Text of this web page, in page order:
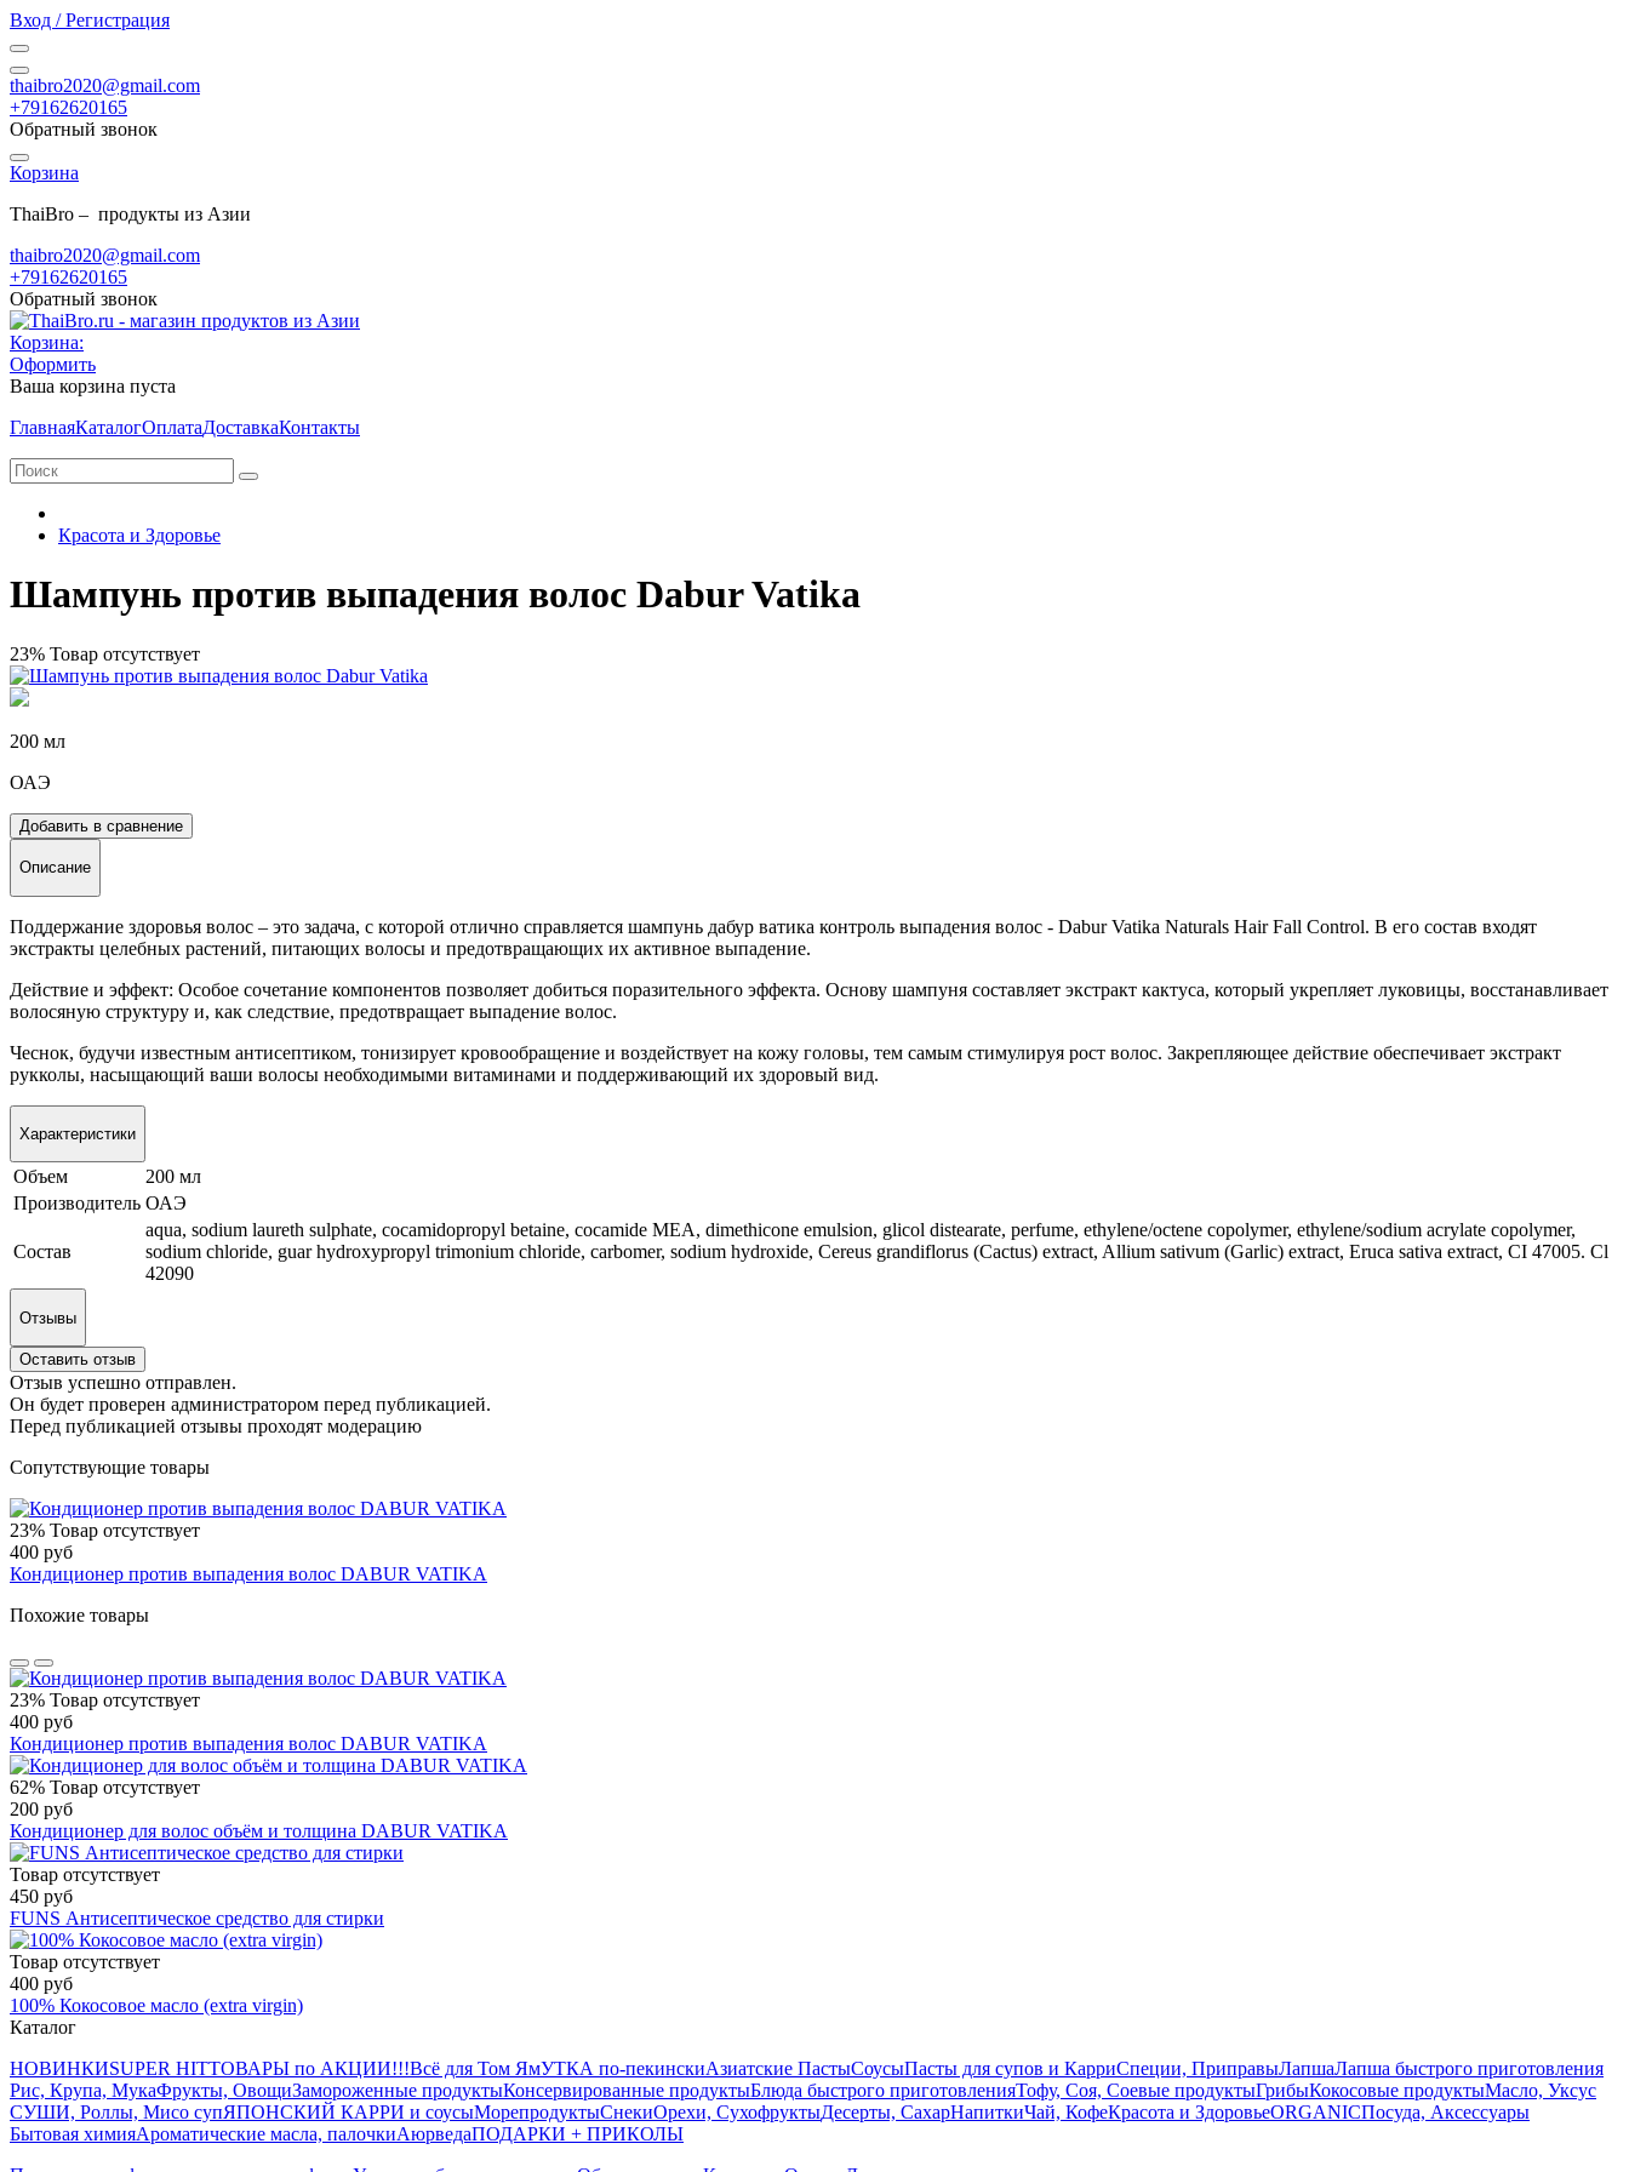
Вход / Регистрация
thaibro2020@gmail.com
+79162620165
Обратный звонок
Корзина
ThaiBro – продукты из Азии
thaibro2020@gmail.com
+79162620165
Обратный звонок
Корзина:
Оформить
Ваша корзина пуста
ГлавнаяКаталогОплатаДоставкаКонтакты
Красота и Здоровье
Шампунь против выпадения волос Dabur Vatika
23% Товар отсутствует
200 мл
ОАЭ
Добавить в сравнение
Описание
Поддержание здоровья волос – это задача, с которой отлично справляется шампунь дабур ватика контроль выпадения волос - Dabur Vatika Naturals Hair Fall Control. В его состав входят
экстракты целебных растений, питающих волосы и предотвращающих их активное выпадение.
Действие и эффект: Особое сочетание компонентов позволяет добиться поразительного эффекта. Основу шампуня составляет экстракт кактуса, который укрепляет луковицы, восстанавливает
волосяную структуру и, как следствие, предотвращает выпадение волос.
Чеснок, будучи известным антисептиком, тонизирует кровообращение и воздействует на кожу головы, тем самым стимулируя рост волос. Закрепляющее действие обеспечивает экстракт
рукколы, насыщающий ваши волосы необходимыми витаминами и поддерживающий их здоровый вид.
Характеристики
Объем
200 мл
Производитель ОАЭ
Состав
aqua, sodium laureth sulphate, cocamidopropyl betaine, cocamide MEA, dimethicone emulsion, glicol distearate, perfume, ethylene/octene copolymer, ethylene/sodium acrylate copolymer,
sodium chloride, guar hydroxypropyl trimonium chloride, carbomer, sodium hydroxide, Cereus grandiflorus (Cactus) extract, Allium sativum (Garlic) extract, Eruca sativa extract, CI 47005. Cl
42090
Отзывы
Оставить отзыв
Отзыв успешно отправлен.
Он будет проверен администратором перед публикацией.
Перед публикацией отзывы проходят модерацию
Сопутствующие товары
23% Товар отсутствует
400 руб
Кондиционер против выпадения волос DABUR VATIKA
Похожие товары
23% Товар отсутствует
400 руб
Кондиционер против выпадения волос DABUR VATIKA
62% Товар отсутствует
200 руб
Кондиционер для волос объём и толщина DABUR VATIKA
Товар отсутствует
450 руб
FUNS Антисептическое средство для стирки
Товар отсутствует
400 руб
100% Кокосовое масло (extra virgin)
Каталог
НОВИНКИSUPER HITТОВАРЫ по АКЦИИ!!!Всё для Том ЯмУТКА по-пекинскиАзиатские ПастыСоусыПасты для супов и КарриСпеции, ПриправыЛапшаЛапша быстрого приготовления
Рис, Крупа, МукаФрукты, ОвощиЗамороженные продуктыКонсервированные продуктыБлюда быстрого приготовленияТофу, Соя, Соевые продуктыГрибыКокосовые продуктыМасло, Уксус
СУШИ, Роллы, Мисо супЯПОНСКИЙ КАРРИ и соусыМорепродуктыСнекиОрехи, СухофруктыДесерты, СахарНапиткиЧай, КофеКрасота и ЗдоровьеORGANICПосуда, Аксессуары
Бытовая химияАроматические масла, палочкиАюрведаПОДАРКИ + ПРИКОЛЫ